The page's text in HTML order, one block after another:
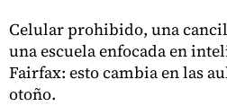
Celular prohibido, una
una escuela enfocada en
Fairfax: esto cambia en las
otoño.